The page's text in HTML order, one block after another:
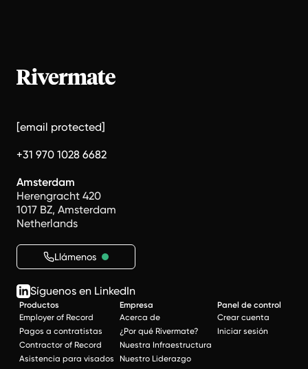
[email protected]
+31 970 1028 6682
Amsterdam
Herengracht 420
1017 BZ, Amsterdam
Netherlands
Llámenos
Síguenos en LinkedIn
Productos
Employer of Record
Pagos a contratistas
Contractor of Record
Asistencia para visados
Empresa
Acerca de
¿Por qué Rivermate?
Nuestra Infraestructura
Nuestro Liderazgo
Panel de control
Crear cuenta
Iniciar sesión